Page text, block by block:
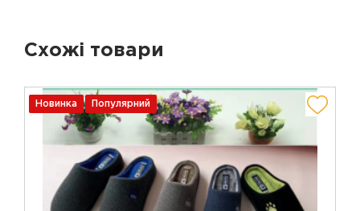
Схожі товари
Новинка Популярний